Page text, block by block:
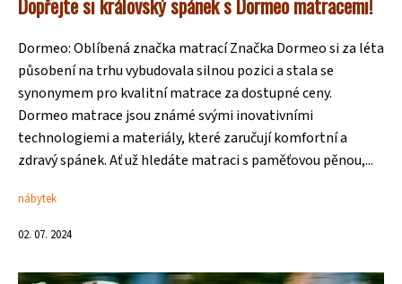
Dormeo: Oblíbená značka matrací Značka Dormeo si za léta
působení na trhu vybudovala silnou pozici a stala se
synonymem pro kvalitní matrace za dostupné ceny.
Dormeo matrace jsou známé svými inovativními
technologiemi a materiály, které zaručují komfortní a
zdravý spánek. Ať už hledáte matraci s paměťovou pěnou,...
nábytek
02. 07. 2024